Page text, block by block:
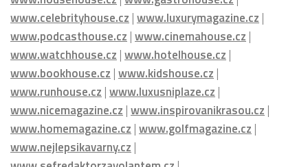
www.celebrityhouse.cz |www.luxurymagazine.cz |
www.podcasthouse.cz |www.cinemahouse.cz |
www.watchhouse.cz |www.hotelhouse.cz |
www.bookhouse.cz |www.kidshouse.cz |
www.runhouse.cz |www.luxusniplaze.cz |
www.nicemagazine.cz |www.inspirovanikrasou.cz |
www.homemagazine.cz |www.golfmagazine.cz |
www.nejlepsikavarny.cz |